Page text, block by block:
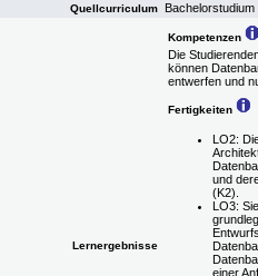
Quellcurriculum
Lernergebnisse
Kompetenzen
Die
können
entwerfen und
Fertigkeiten
LO2:
und
(K2).
LO3:
einer